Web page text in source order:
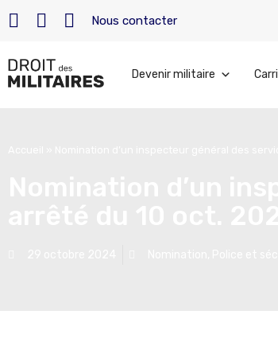
Nous contacter
Devenir militaire